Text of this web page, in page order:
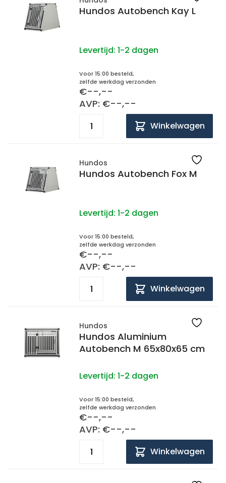
Hundos Autobench Kay L
Levertijd: 1-2 dagen
Voor 15:00 besteld,
zelfde werkdag verzonden
€--,--
AVP: €--,--
Winkelwagen
Hundos
Hundos Autobench Fox M
Levertijd: 1-2 dagen
Voor 15:00 besteld,
zelfde werkdag verzonden
€--,--
AVP: €--,--
Winkelwagen
Hundos
Hundos Aluminium
Autobench M 65x80x65 cm
Levertijd: 1-2 dagen
Voor 15:00 besteld,
zelfde werkdag verzonden
€--,--
AVP: €--,--
Winkelwagen